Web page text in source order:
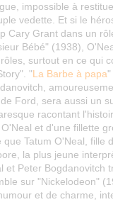
impossible à
vedette. Et si le
Cary Grant dans un
Bébé" (1938),
surtout en ce qui
"La Barbe à papa"
Ford, sera aussi un
racontant
et d'une fillette
Tatum O'Neal, fille
la plus jeune
et Peter Bogdanovitch
sur "Nickelodeon"
et de charme,